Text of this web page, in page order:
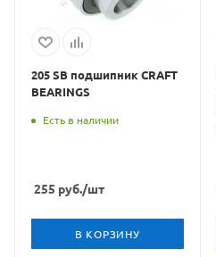
205 SB подшипник CRAFT
BEARINGS
Есть в наличии
255 руб./шт
В КОРЗИНУ